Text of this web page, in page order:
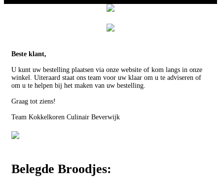
Beste klant,
U kunt uw bestelling plaatsen via onze website of kom langs in onze
winkel. Uiteraard staat ons team voor uw klaar om u te adviseren of
om u te helpen bij het maken van uw bestelling.
Graag tot ziens!
Team Kokkelkoren Culinair Beverwijk
Belegde Broodjes: